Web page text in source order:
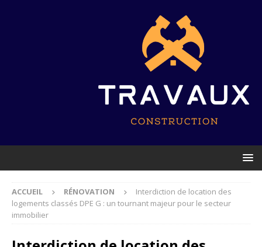
ACCUEIL RÉNOVATION
Interdiction de location des
logements classés DPE G : un tournant majeur pour le secteur
immobilier